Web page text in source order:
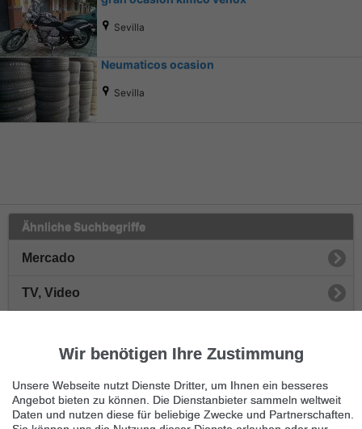
Sevilla
Neumaticos ocasion
Sevilla
Ähnliche Suchbegriffe
Mercado
TV, Video
Projektoren
Videorecorder
Wir benötigen Ihre Zustimmung
Unsere Webseite nutzt Dienste Dritter, um Ihnen ein besseres
Angebot bieten zu können. Die Dienstanbieter sammeln weltweit
Daten und nutzen diese für beliebige Zwecke und Partnerschaften.